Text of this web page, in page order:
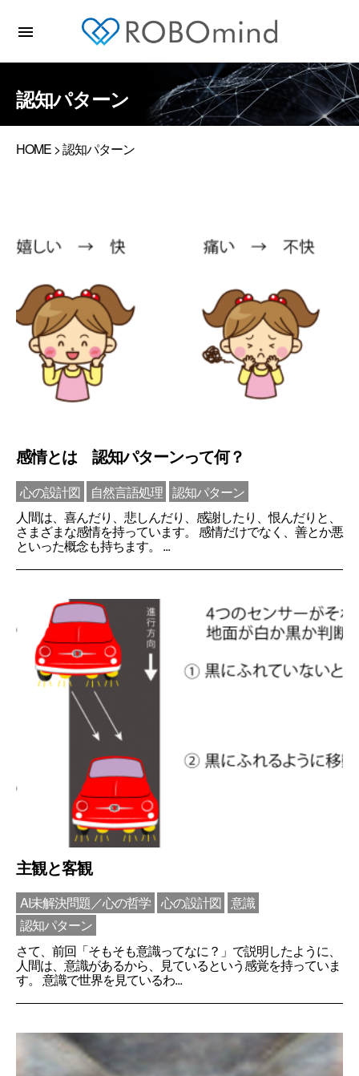
menu
認知パターン
HOME> 認知パターン
感情とは 認知パターンって何？
心の設計図 自然言語処理 認知パターン
人間は、喜んだり、悲しんだり、感謝したり、恨んだりと、
さまざまな感情を持っています。 感情だけでなく、善とか悪
といった概念も持ちます。 ...
主観と客観
AI未解決問題／心の哲学 心の設計図 意識
認知パターン
さて、前回「そもそも意識ってなに？」で説明したように、
人間は、意識があるから、見ているという感覚を持っていま
す。 意識で世界を見ているわ...